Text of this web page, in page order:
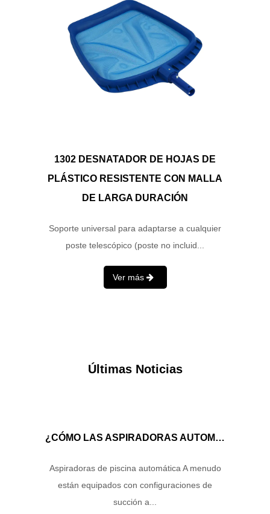
1302 DESNATADOR DE HOJAS DE
PLÁSTICO RESISTENTE CON MALLA
DE LARGA DURACIÓN
Soporte universal para adaptarse a cualquier
poste telescópico (poste no incluid...
Ver más
Últimas Noticias
¿CÓMO LAS ASPIRADORAS AUTOMÁTICAS DE LA PISCINA MANEJAN EL FLUJO DE AGUA Y LA ENERGÍA DE SUCCIÓN PARA GARANTIZAR UN RENDIMIENTO DE LIMPIEZA ÓPTIMO?
Aspiradoras de piscina automática A menudo
están equipados con configuraciones de
succión a...